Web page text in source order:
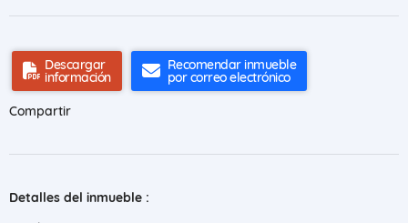
Descargar
información
Recomendar inmueble
por correo electrónico
Compartir
Detalles del inmueble :